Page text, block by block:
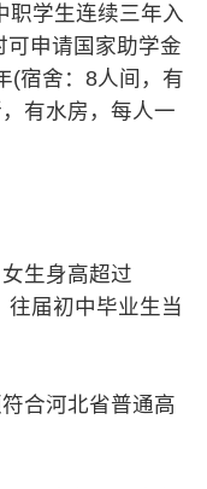
学生连续三年入
可申请国家助学金
(宿舍：8人间，有
有水房，每人一
生身高超过
往届初中毕业生当
合河北省普通高